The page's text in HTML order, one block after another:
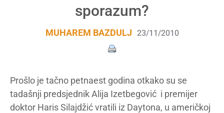
sporazum?
MUHAREM BAZDULJ 23/11/2010
Prošlo je tačno petnaest godina otkako su se
tadašnji predsjednik Alija Izetbegović i premijer
doktor Haris Silajdžić vratili iz Daytona, u američkoj